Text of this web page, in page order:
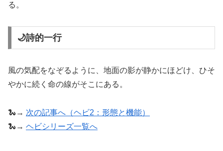
る。
🌙詩的一行
風の気配をなぞるように、地面の影が静かにほどけ、ひそ
やかに続く命の線がそこにある。
🐍→ 次の記事へ（ヘビ2：形態と機能）
🐍→ ヘビシリーズ一覧へ